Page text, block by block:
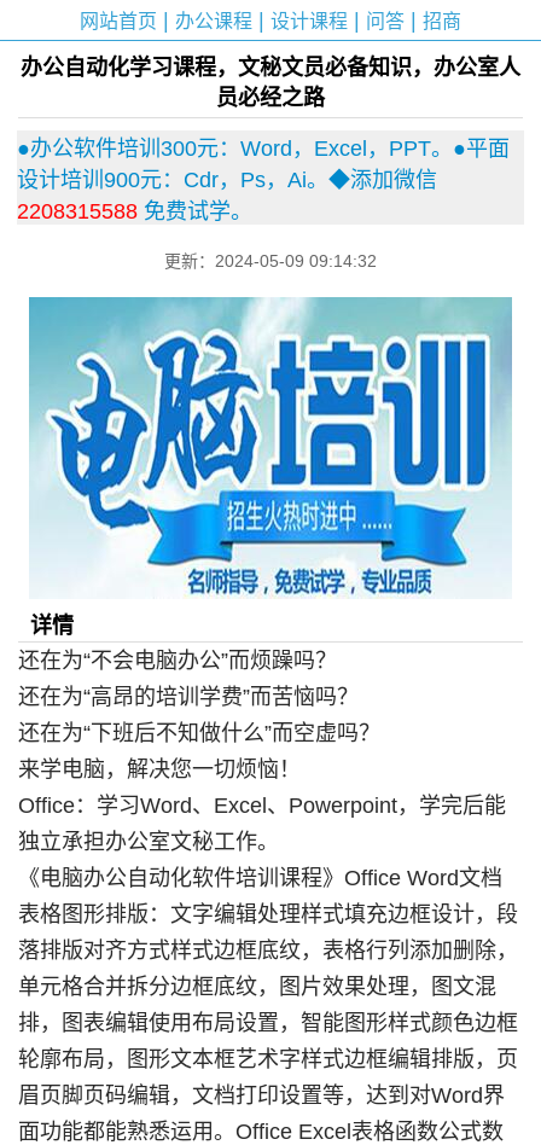
网站首页 办公课程 设计课程 问答 招商
办公自动化学习课程，文秘文员必备知识，办公室人
员必经之路
●办公软件培训300元：Word，Excel，PPT。●平面
设计培训900元：Cdr，Ps，Ai。◆添加微信
2208315588 免费试学。
更新：2024-05-09 09:14:32
详情
还在为“不会电脑办公”而烦躁吗？
还在为“高昂的培训学费”而苦恼吗？
还在为“下班后不知做什么”而空虚吗？
来学电脑，解决您一切烦恼！
Office：学习Word、Excel、Powerpoint，学完后能
独立承担办公室文秘工作。
《电脑办公自动化软件培训课程》Office Word文档
表格图形排版：文字编辑处理样式填充边框设计，段
落排版对齐方式样式边框底纹，表格行列添加删除，
单元格合并拆分边框底纹，图片效果处理，图文混
排，图表编辑使用布局设置，智能图形样式颜色边框
轮廓布局，图形文本框艺术字样式边框编辑排版，页
眉页脚页码编辑，文档打印设置等，达到对Word界
面功能都能熟悉运用。Office Excel表格函数公式数